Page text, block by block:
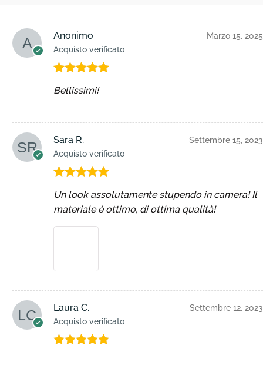
Anonimo
Acquisto verificato
Marzo 15, 2025
su 5
Bellissimi!
Sara R.
Acquisto verificato
Settembre 15, 2023
su 5
Un look assolutamente stupendo in camera! Il
materiale è ottimo, di ottima qualità!
Laura C.
Acquisto verificato
Settembre 12, 2023